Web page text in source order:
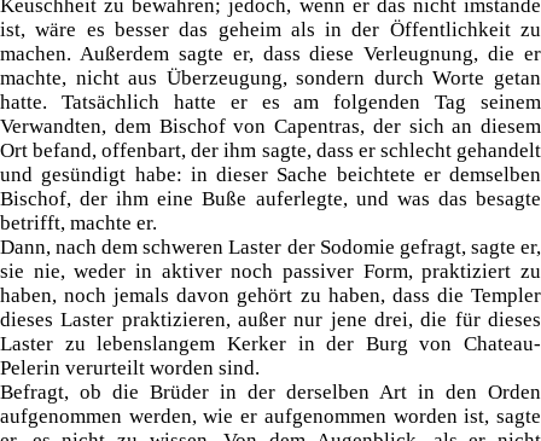
Keuschheit zu bewahren; jedoch, wenn er das nicht imstande
ist, wäre es besser das geheim als in der Öffentlichkeit zu
machen. Außerdem sagte er, dass diese Verleugnung, die er
machte, nicht aus Überzeugung, sondern durch Worte getan
hatte. Tatsächlich hatte er es am folgenden Tag seinem
Verwandten, dem Bischof von Capentras, der sich an diesem
Ort befand, offenbart, der ihm sagte, dass er schlecht gehandelt
und gesündigt habe: in dieser Sache beichtete er demselben
Bischof, der ihm eine Buße auferlegte, und was das besagte
betrifft, machte er.
Dann, nach dem schweren Laster der Sodomie gefragt, sagte er,
sie nie, weder in aktiver noch passiver Form, praktiziert zu
haben, noch jemals davon gehört zu haben, dass die Templer
dieses Laster praktizieren, außer nur jene drei, die für dieses
Laster zu lebenslangem Kerker in der Burg von Chateau-
Pelerin verurteilt worden sind.
Befragt, ob die Brüder in der derselben Art in den Orden
aufgenommen werden, wie er aufgenommen worden ist, sagte